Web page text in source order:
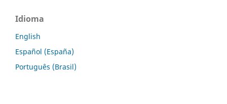
Idioma
English
Español (España)
Português (Brasil)